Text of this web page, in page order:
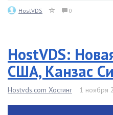
HostVDS 0
HostVDS:
США, Канзас
Hostvds.com Хостинг 1 ноября